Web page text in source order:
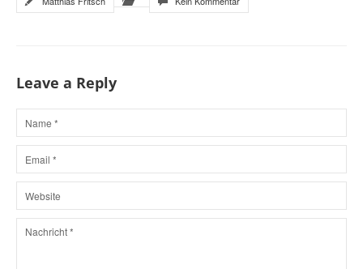
Leave a Reply